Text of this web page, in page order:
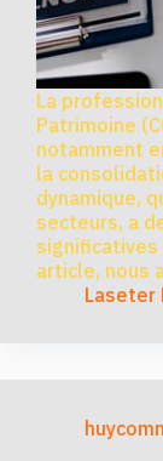
La
Patrimoine
notamment
la
dynamique,
secteurs, a
significatives
article, nous
Laseter